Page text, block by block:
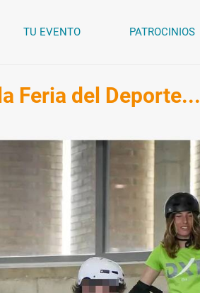
TU EVENTO PATROCINIOS
Feria del Deporte...